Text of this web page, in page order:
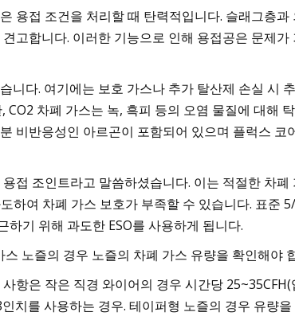
용접 조건을 처리할 때 탄력적입니다. 슬래그층
고합니다. 이러한 기능으로 인해 용접공은 문제
니다. 여기에는 보호 가스나 추가 탈산제 손실 시
차폐 가스는 녹, 흑피 등의 오염 물질에 대해
비반응성인 아르곤이 포함되어 있으며 플럭스 코
접 조인트라고 말씀하셨습니다. 이는 적절한 차
하여 차폐 가스 보호가 부족할 수 있습니다. 표준
기 위해 과도한 ESO를 사용하게 됩니다.
노즐의 경우 노즐의 차폐 가스 유량을 확인해야
항은 작은 직경 와이어의 경우 시간당
치를 사용하는 경우. 테이퍼형 노즐의 경우 유량